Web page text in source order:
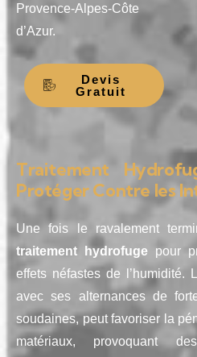
Provence-Alpes-Côte
d’Azur.
Devis
Gratuit
Traitement
Protéger Contre les
Une fois le ravalement
traitement hydrofuge pour
effets néfastes de l’humidité.
avec ses alternances de
soudaines, peut favoriser la
matériaux, provoquant